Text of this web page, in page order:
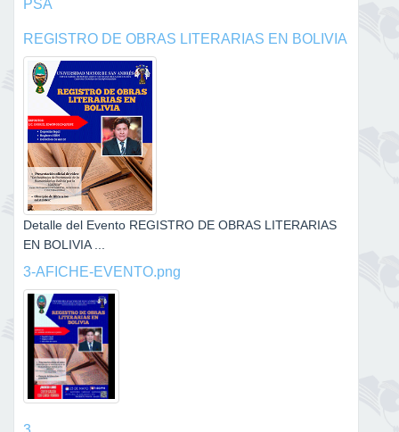
PSA
REGISTRO DE OBRAS LITERARIAS EN BOLIVIA
Detalle del Evento REGISTRO DE OBRAS LITERARIAS
EN BOLIVIA ...
3-AFICHE-EVENTO.png